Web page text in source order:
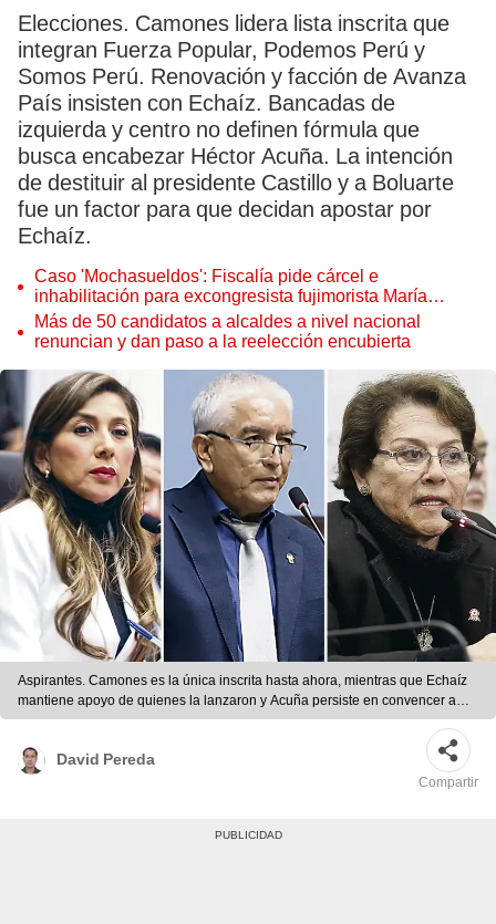
Elecciones. Camones lidera lista inscrita que
integran Fuerza Popular, Podemos Perú y
Somos Perú. Renovación y facción de Avanza
País insisten con Echaíz. Bancadas de
izquierda y centro no definen fórmula que
busca encabezar Héctor Acuña. La intención
de destituir al presidente Castillo y a Boluarte
fue un factor para que decidan apostar por
Echaíz.
Caso 'Mochasueldos': Fiscalía pide cárcel e
inhabilitación para excongresista fujimorista María
Cordero Jon Tay
Más de 50 candidatos a alcaldes a nivel nacional
renuncian y dan paso a la reelección encubierta
Aspirantes. Camones es la única inscrita hasta ahora, mientras que Echaíz
mantiene apoyo de quienes la lanzaron y Acuña persiste en convencer a
grupos de izquierda y acciopopulistas. Foto: composición La República
David Pereda
Compartir